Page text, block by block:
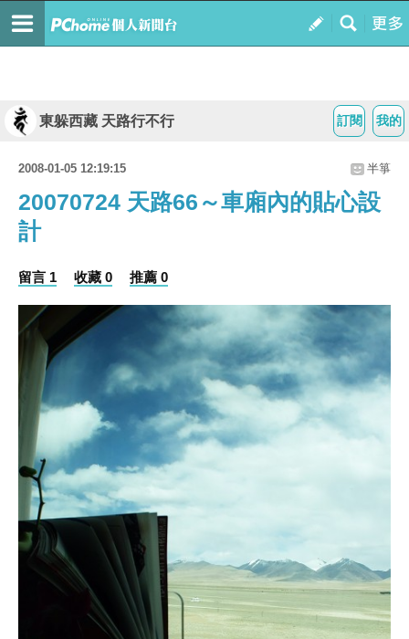
我的
訂閱
東躲西藏 天路行不行
2008-01-05 12:19:15 半箏
20070724 天路66～車廂內的貼心設
計
留言 1 收藏 0 推薦 0